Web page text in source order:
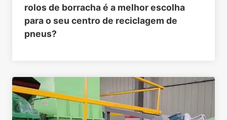
rolos de borracha é a melhor escolha
para o seu centro de reciclagem de
pneus?